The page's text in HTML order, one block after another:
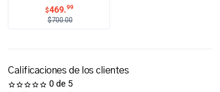
$469.99
$700.00
Calificaciones de los clientes
0 de 5